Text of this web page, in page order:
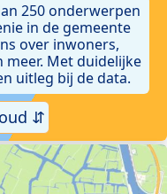
250 onderwerpen
in de gemeente
over inwoners,
Met duidelijke
uitleg bij de data.
⇵